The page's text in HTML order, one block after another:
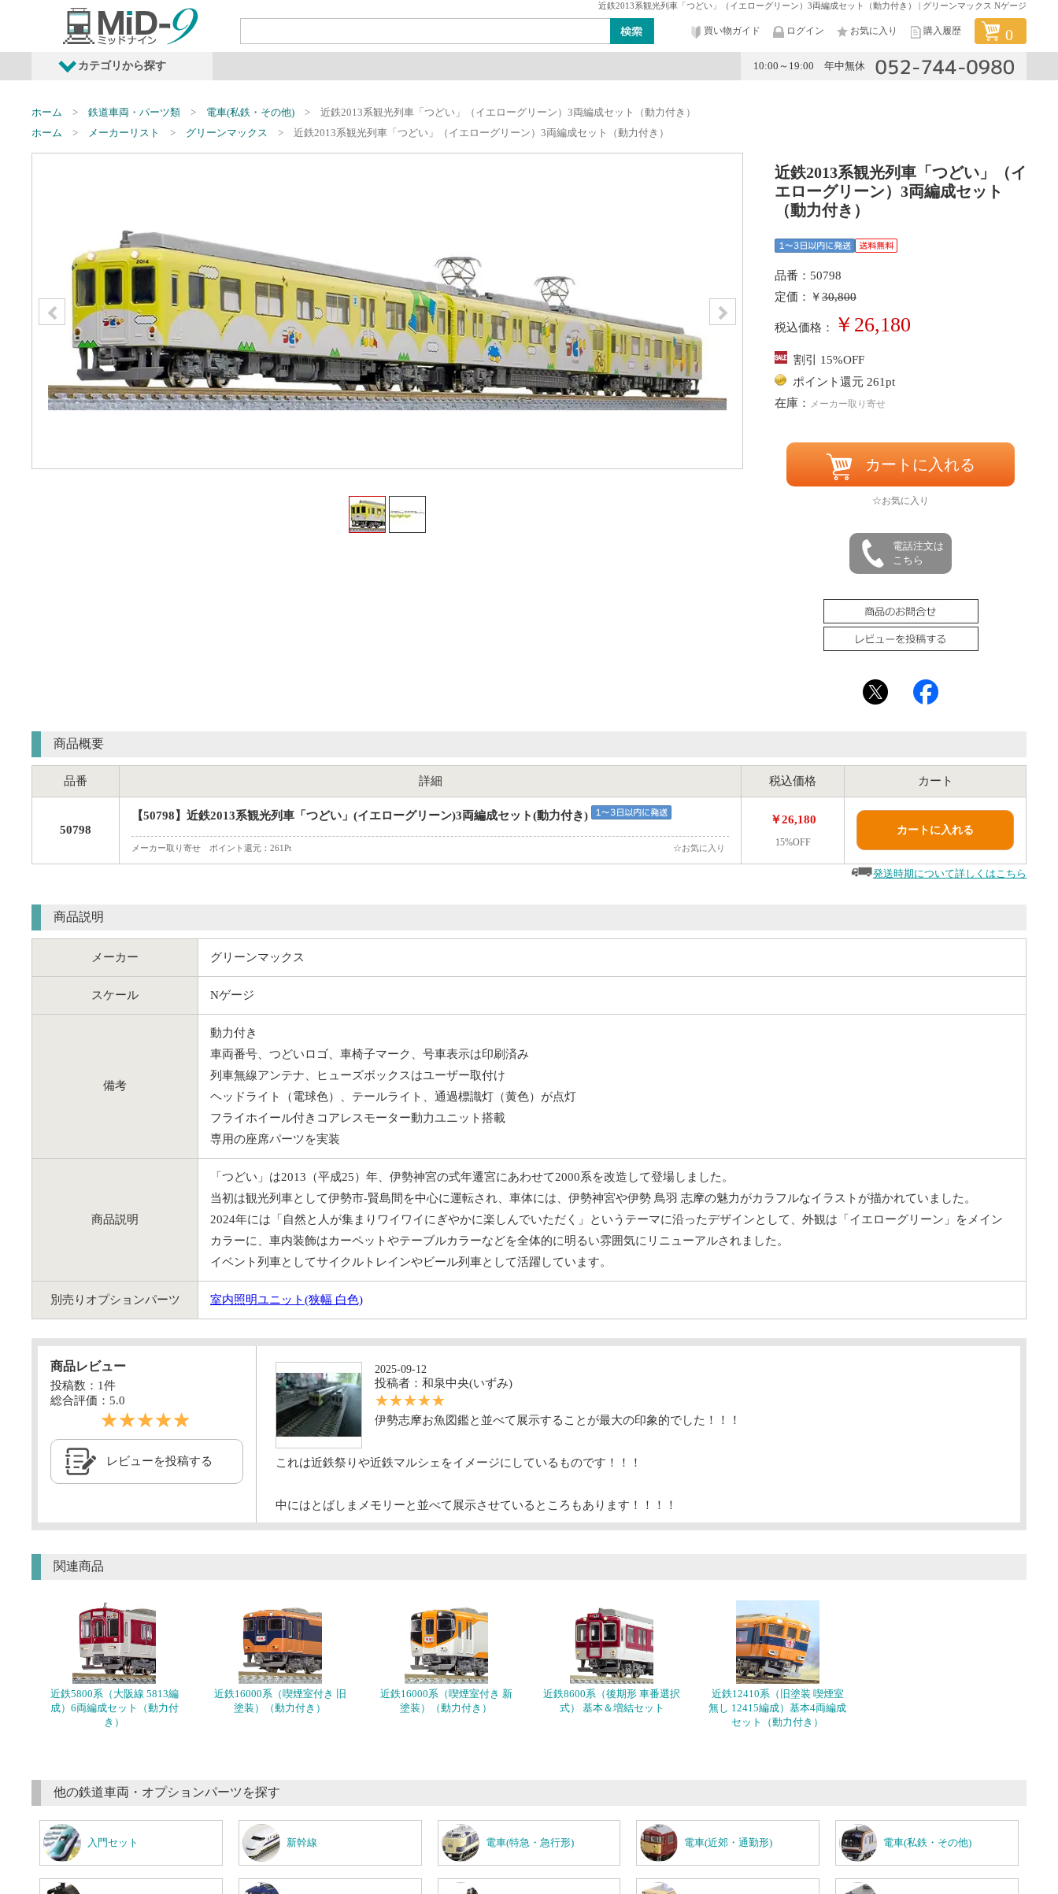
近鉄2013系観光列車「つどい」（イエローグリーン）3両編成セット（動力付き） | グリーンマックス Nゲージ
買い物ガイド ログイン お気に入り 購入履歴 0
カテゴリから探す 10:00～19:00 年中無休
発売予定商品 鉄道車両・オプション レイアウト・ジオラマ類 工具・塗料・その他
ホーム 鉄道車両・パーツ類 電車(私鉄・その他)
近鉄2013系観光列車「つどい」（イエローグリーン）3両編成セット（動力付き）
ホーム
メーカーリスト グリーンマックス 近鉄2013系観光列車「つどい」（イエローグリーン）3両編成セット（動力付き）
近鉄2013系観光列車「つどい」（イ
エローグリーン）3両編成セット
（動力付き）
品番：50798
定価：￥30,800
税込価格： ￥26,180
割引 15%OFF
ポイント還元 261pt
在庫： メーカー取り寄せ
カートに入れる
☆お気に入り
電話注文は
こちら
商品概要
品番 詳細 税込価格 カート
50798
【50798】近鉄2013系観光列車「つどい」(イエローグリーン)3両編成セット(動力付き)
メーカー取り寄せ ポイント還元：261Pt ☆お気に入り
￥26,180
15%OFF
カートに入れる
発送時期について詳しくはこちら
商品説明
メーカー グリーンマックス
スケール Nゲージ
備考
動力付き
車両番号、つどいロゴ、車椅子マーク、号車表示は印刷済み
列車無線アンテナ、ヒューズボックスはユーザー取付け
ヘッドライト（電球色）、テールライト、通過標識灯（黄色）が点灯
フライホイール付きコアレスモーター動力ユニット搭載
専用の座席パーツを実装
商品説明
「つどい」は2013（平成25）年、伊勢神宮の式年遷宮にあわせて2000系を改造して登場しました。
当初は観光列車として伊勢市-賢島間を中心に運転され、車体には、伊勢神宮や伊勢 鳥羽 志摩の魅力がカラフルなイラストが描かれていました。
2024年には「自然と人が集まりワイワイにぎやかに楽しんでいただく」というテーマに沿ったデザインとして、外観は「イエローグリーン」をメイン
カラーに、車内装飾はカーペットやテーブルカラーなどを全体的に明るい雰囲気にリニューアルされました。
イベント列車としてサイクルトレインやビール列車として活躍しています。
別売りオプションパーツ 室内照明ユニット(狭幅 白色)
商品レビュー
投稿数：1件
総合評価： 5.0
☆☆☆☆☆
レビューを投稿する
2025-09-12
投稿者：和泉中央(いずみ)
☆☆☆☆☆
伊勢志摩お魚図鑑と並べて展示することが最大の印象的でした！！！
これは近鉄祭りや近鉄マルシェをイメージにしているものです！！！
中にはとばしまメモリーと並べて展示させているところもあります！！！！
関連商品
近鉄5800系（大阪線 5813編
成）6両編成セット（動力付
き）
近鉄16000系（喫煙室付き 旧
塗装）（動力付き）
近鉄16000系（喫煙室付き 新
塗装）（動力付き）
近鉄8600系（後期形 車番選択
式） 基本＆増結セット
近鉄12410系（旧塗装 喫煙室
無し 12415編成）基本4両編成
セット（動力付き）
他の鉄道車両・オプションパーツを探す
入門セット 新幹線 電車(特急・急行形) 電車(近郊・通勤形) 電車(私鉄・その他)